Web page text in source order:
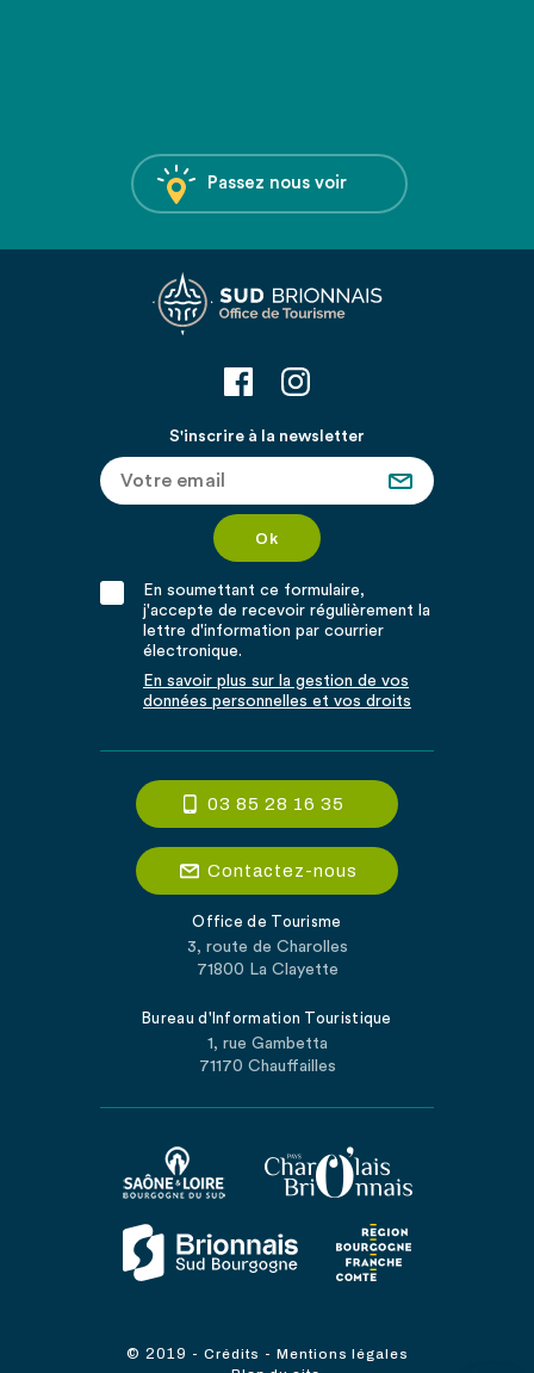
Passez nous voir
S'inscrire à la newsletter
En soumettant ce formulaire,
j'accepte de recevoir régulièrement la
lettre d'information par courrier
électronique.
En savoir plus sur la gestion de vos
données personnelles et vos droits
03 85 28 16 35
Contactez-nous
Office de Tourisme
3, route de Charolles
71800 La Clayette
Bureau d'Information Touristique
1, rue Gambetta
71170 Chauffailles
© 2019 - Crédits - Mentions légales